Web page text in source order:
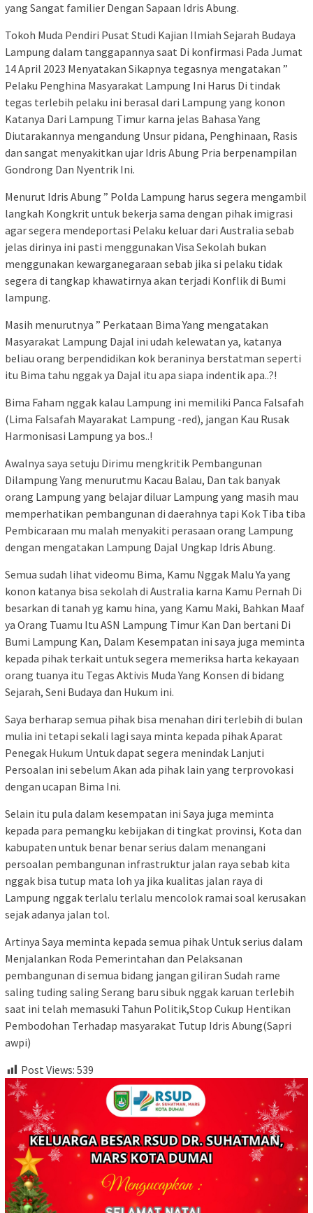
yang Sangat familier Dengan Sapaan Idris Abung.
Tokoh Muda Pendiri Pusat Studi Kajian Ilmiah Sejarah Budaya
Lampung dalam tanggapannya saat Di konfirmasi Pada Jumat
14 April 2023 Menyatakan Sikapnya tegasnya mengatakan ”
Pelaku Penghina Masyarakat Lampung Ini Harus Di tindak
tegas terlebih pelaku ini berasal dari Lampung yang konon
Katanya Dari Lampung Timur karna jelas Bahasa Yang
Diutarakannya mengandung Unsur pidana, Penghinaan, Rasis
dan sangat menyakitkan ujar Idris Abung Pria berpenampilan
Gondrong Dan Nyentrik Ini.
Menurut Idris Abung ” Polda Lampung harus segera mengambil
langkah Kongkrit untuk bekerja sama dengan pihak imigrasi
agar segera mendeportasi Pelaku keluar dari Australia sebab
jelas dirinya ini pasti menggunakan Visa Sekolah bukan
menggunakan kewarganegaraan sebab jika si pelaku tidak
segera di tangkap khawatirnya akan terjadi Konflik di Bumi
lampung.
Masih menurutnya ” Perkataan Bima Yang mengatakan
Masyarakat Lampung Dajal ini udah kelewatan ya, katanya
beliau orang berpendidikan kok beraninya berstatman seperti
itu Bima tahu nggak ya Dajal itu apa siapa indentik apa..?!
Bima Faham nggak kalau Lampung ini memiliki Panca Falsafah
(Lima Falsafah Mayarakat Lampung -red), jangan Kau Rusak
Harmonisasi Lampung ya bos..!
Awalnya saya setuju Dirimu mengkritik Pembangunan
Dilampung Yang menurutmu Kacau Balau, Dan tak banyak
orang Lampung yang belajar diluar Lampung yang masih mau
memperhatikan pembangunan di daerahnya tapi Kok Tiba tiba
Pembicaraan mu malah menyakiti perasaan orang Lampung
dengan mengatakan Lampung Dajal Ungkap Idris Abung.
Semua sudah lihat videomu Bima, Kamu Nggak Malu Ya yang
konon katanya bisa sekolah di Australia karna Kamu Pernah Di
besarkan di tanah yg kamu hina, yang Kamu Maki, Bahkan Maaf
ya Orang Tuamu Itu ASN Lampung Timur Kan Dan bertani Di
Bumi Lampung Kan, Dalam Kesempatan ini saya juga meminta
kepada pihak terkait untuk segera memeriksa harta kekayaan
orang tuanya itu Tegas Aktivis Muda Yang Konsen di bidang
Sejarah, Seni Budaya dan Hukum ini.
Saya berharap semua pihak bisa menahan diri terlebih di bulan
mulia ini tetapi sekali lagi saya minta kepada pihak Aparat
Penegak Hukum Untuk dapat segera menindak Lanjuti
Persoalan ini sebelum Akan ada pihak lain yang terprovokasi
dengan ucapan Bima Ini.
Selain itu pula dalam kesempatan ini Saya juga meminta
kepada para pemangku kebijakan di tingkat provinsi, Kota dan
kabupaten untuk benar benar serius dalam menangani
persoalan pembangunan infrastruktur jalan raya sebab kita
nggak bisa tutup mata loh ya jika kualitas jalan raya di
Lampung nggak terlalu terlalu mencolok ramai soal kerusakan
sejak adanya jalan tol.
Artinya Saya meminta kepada semua pihak Untuk serius dalam
Menjalankan Roda Pemerintahan dan Pelaksanan
pembangunan di semua bidang jangan giliran Sudah rame
saling tuding saling Serang baru sibuk nggak karuan terlebih
saat ini telah memasuki Tahun Politik,Stop Cukup Hentikan
Pembodohan Terhadap masyarakat Tutup Idris Abung(Sapri
awpi)
Post Views: 539